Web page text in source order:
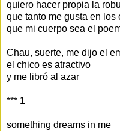
quiero hacer propia la
que tanto me gusta en los
que mi cuerpo sea el
Chau, suerte, me dijo el
el chico es atractivo
y me libró al azar
*** 1
something dreams in me